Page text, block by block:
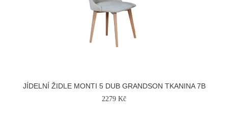
JÍDELNÍ ŽIDLE MONTI 5 DUB GRANDSON TKANINA 7B
2279 Kč